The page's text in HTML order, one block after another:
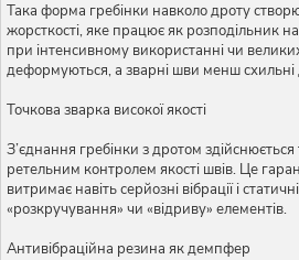
Така форма гребінки навколо дроту
жорсткості, яке працює як розподільник
при інтенсивному використанні чи
деформуються, а зварні шви менш
Точкова зварка високої якості
З’єднання гребінки з дротом
ретельним контролем якості швів. Це
витримає навіть серйозні вібрації і
«розкручування» чи «відриву» елементів.
Антивібраційна резина як демпфер